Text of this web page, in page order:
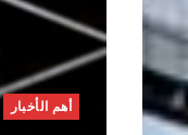
أهم الأخبار